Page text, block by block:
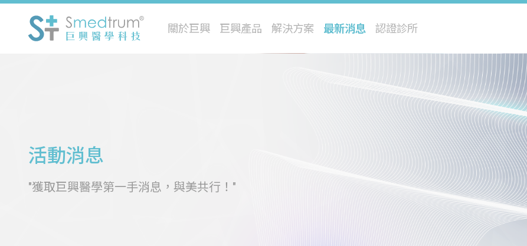
關於巨興 巨興產品
閃電飛梭
修秘音波
修秘脈衝光
星雲熱能儀
極光電漿儀
流星水光儀
四級雷射
寵物再生醫療
解決方案 最新消息 認證診所
活動消息
"獲取巨興醫學第一手消息，與美共行！"